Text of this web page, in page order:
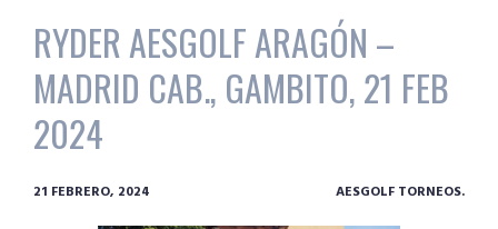
RYDER AESGOLF ARAGÓN –
MADRID CAB., GAMBITO, 21 FEB
2024
21 FEBRERO, 2024 AESGOLF TORNEOS.